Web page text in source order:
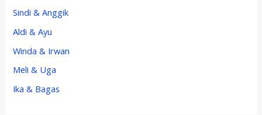
Sindi & Anggik
Aldi & Ayu
Winda & Irwan
Meli & Uga
Ika & Bagas